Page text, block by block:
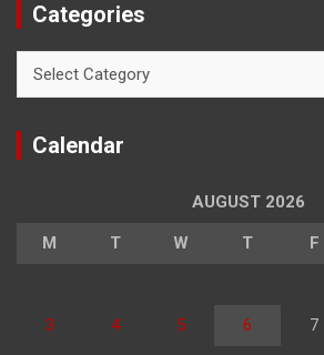
Categories
Calendar
AUGUST 2026
M T W T F
3 4 5 6 7